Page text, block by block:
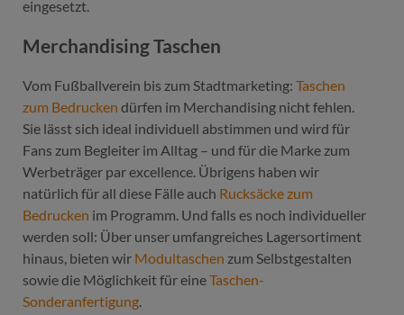
eingesetzt.
Merchandising Taschen
Vom Fußballverein bis zum Stadtmarketing: Taschen
zum Bedrucken dürfen im Merchandising nicht fehlen.
Sie lässt sich ideal individuell abstimmen und wird für
Fans zum Begleiter im Alltag – und für die Marke zum
Werbeträger par excellence. Übrigens haben wir
natürlich für all diese Fälle auch Rucksäcke zum
Bedrucken im Programm. Und falls es noch individueller
werden soll: Über unser umfangreiches Lagersortiment
hinaus, bieten wir Modultaschen zum Selbstgestalten
sowie die Möglichkeit für eineTaschen-
Sonderanfertigung